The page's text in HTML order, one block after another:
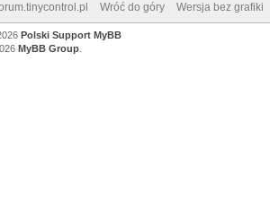
Wróć do góry Wersja bez grafiki
Polski Support MyBB
MyBB Group